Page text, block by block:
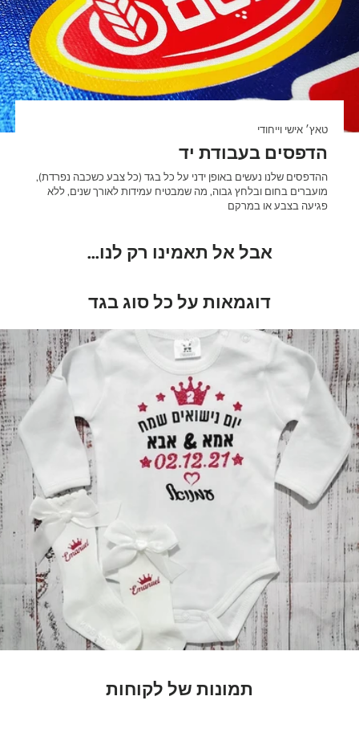
טאץ׳ אישי וייחודי
הדפסים בעבודת יד
ההדפסים שלנו נעשים באופן ידני על כל בגד (כל צבע כשכבה נפרדת),
מועברים בחום ובלחץ גבוה, מה שמבטיח עמידות לאורך שנים, ללא
פגיעה בצבע או במרקם
אבל אל תאמינו רק לנו...
דוגמאות על כל סוג בגד
תמונות של לקוחות